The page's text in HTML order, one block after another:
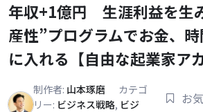
年収+1億円 生涯利益を生
産性”プログラムでお金、
に入れる【自由な起業家ア
制作者: 山本琢磨
カテゴ
リー: ビジネス戦略, ビジ
お